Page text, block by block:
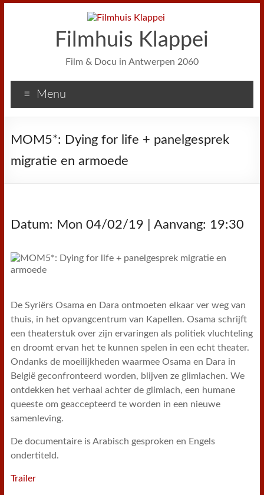
Filmhuis Klappei
Film & Docu in Antwerpen 2060
Menu
MOM5*: Dying for life + panelgesprek
migratie en armoede
Datum: Mon 04/02/19 | Aanvang: 19:30
De Syriërs Osama en Dara ontmoeten elkaar ver weg van
thuis, in het opvangcentrum van Kapellen. Osama schrijft
een theaterstuk over zijn ervaringen als politiek vluchteling
en droomt ervan het te kunnen spelen in een echt theater.
Ondanks de moeilijkheden waarmee Osama en Dara in
België geconfronteerd worden, blijven ze glimlachen. We
ontdekken het verhaal achter de glimlach, een humane
queeste om geaccepteerd te worden in een nieuwe
samenleving.
De documentaire is Arabisch gesproken en Engels
ondertiteld.
Trailer